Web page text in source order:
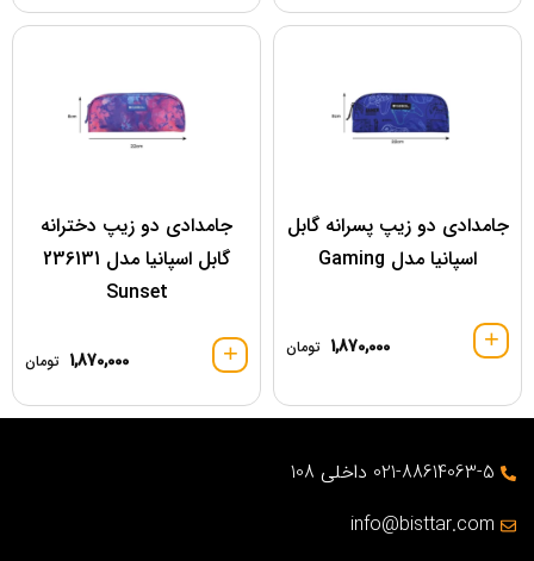
جامدادی دو زیپ پسرانه گابل
اسپانیا مدل Gaming
1,870,000 تومان
جامدادی دو زیپ دخترانه
گابل اسپانیا مدل 236131
Sunset
1,870,000 تومان
021-88614063-5 داخلی 108
info@bisttar.com